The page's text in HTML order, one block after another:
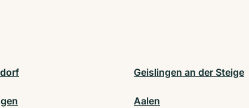
Geislingen an der Steige
Aalen